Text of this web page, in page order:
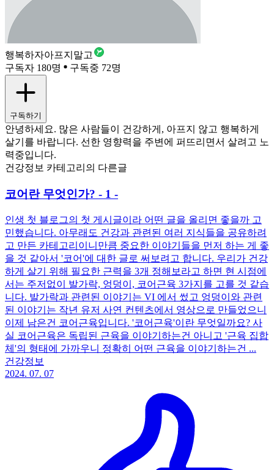
행복하자아프지말고
구독자 180명
구독중 72명
구독하기
안녕하세요. 많은 사람들이 건강하게, 아프지 않고 행복하게
살기를 바랍니다. 선한 영향력을 주변에 퍼뜨리면서 살려고 노
력중입니다.
건강정보 카테고리의 다른글
코어란 무엇인가? - 1 -
인생 첫 블로그의 첫 게시글이라 어떤 글을 올리면 좋을까 고
민했습니다. 아무래도 건강과 관련된 여러 지식들을 공유하려
고 만든 카테고리이니만큼 중요한 이야기들을 먼저 하는 게 좋
을 것 같아서 '코어'에 대한 글로 써보려고 합니다. 우리가 건강
하게 살기 위해 필요한 근력을 3개 정해보라고 하면 현 시점에
서는 주저없이 발가락, 엉덩이, 코어근육 3가지를 고를 것 같습
니다. 발가락과 관련된 이야기는 VI 에서 썼고 엉덩이와 관련
된 이야기는 작년 유저 사연 컨텐츠에서 영상으로 만들었으니
이제 남은건 코어근육입니다. '코어근육'이란 무엇일까요? 사
실 코어근육은 독립된 근육을 이야기하는건 아니고 '근육 집합
체'의 형태에 가까우니 정확히 어떤 근육을 이야기하는건 ...
건강정보
2024. 07. 07